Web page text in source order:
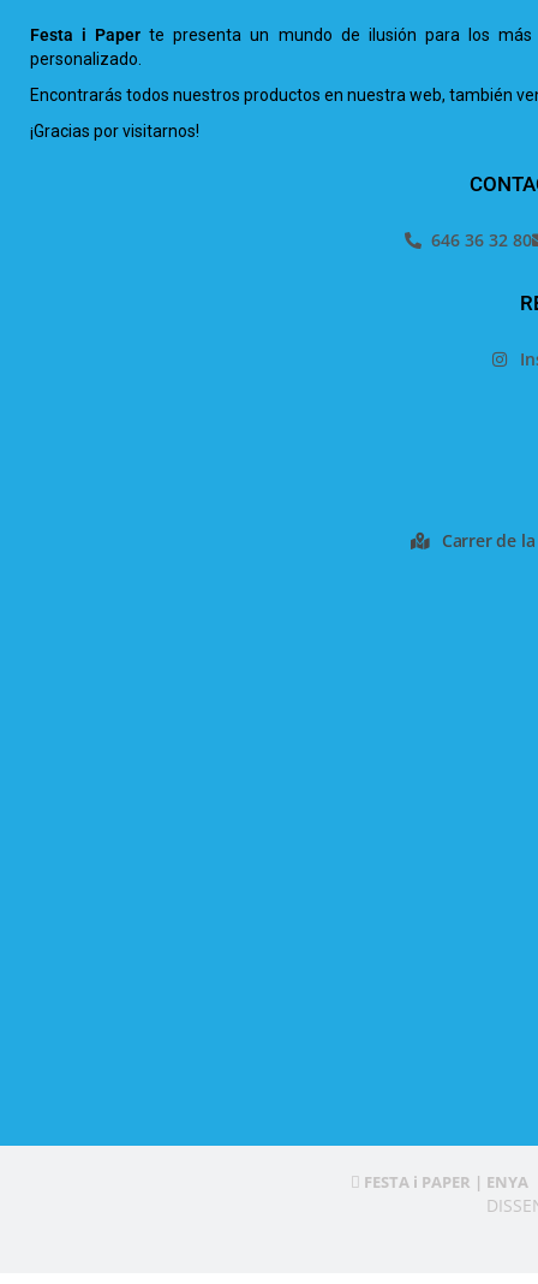
Festa i Paper te presenta un mundo de ilusión para los
personalizado.
Encontrarás todos nuestros productos en nuestra web, también
¡Gracias por visitarnos!
646 36 32 80
Carrer de
FESTA i PAPER | ENYA